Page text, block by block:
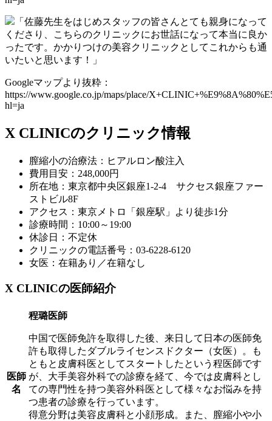
「佐藤先生をはじめスタッフの皆さんとても親身になって
くださり、こちらのクリニックにお世話になって本当に良か
ったです。かかりつけの美容クリニックとしてこれからも通
いたいと思います！」
Googleマップより抜粋：
https://www.google.co.jp/maps/place/
hl=ja
X CLINICのクリニック情報
膣縮小の治療法：ヒアルロン酸注入
費用目安：248,000円
所在地：東京都中央区銀座1-2-4 サクセス銀座ファー
ストビル8F
アクセス：東京メトロ「銀座駅」より徒歩1分
診療時間：10:00～19:00
休診日：不定休
クリニックの電話番号：03-6228-6120
女医：在籍あり／在籍なし
X CLINICの医師紹介
医師
名
程璐医師
中国で医師免許を取得した後、来日して日本の医師免
許も取得したダブルライセンスドクター（女医）。も
ともと皮膚科医としてスタートしたという程医師です
が、大手美容外科での診療を経て、今では皮膚科とし
ての専門性を持つ美容外科医として様々なお悩みを持
つ患者の診療を行っています。
得意分野は美容皮膚科と小顔形成。また、膣縮小や小